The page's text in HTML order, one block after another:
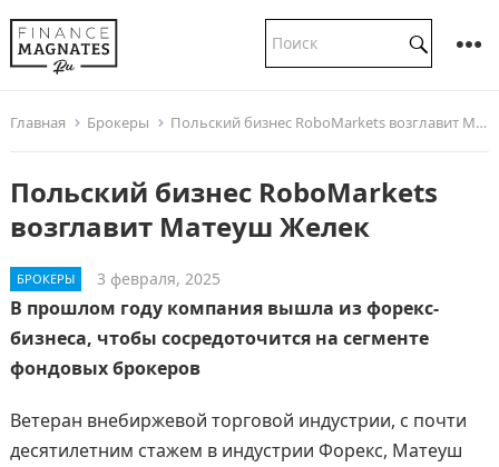
Главная Брокеры Польский бизнес RoboMarkets возглавит Матеуш Желек
Польский бизнес RoboMarkets
возглавит Матеуш Желек
БРОКЕРЫ 3 февраля, 2025
В прошлом году компания вышла из форекс-
бизнеса, чтобы сосредоточится на сегменте
фондовых брокеров
Ветеран внебиржевой торговой индустрии, с почти
десятилетним стажем в индустрии Форекс, Матеуш